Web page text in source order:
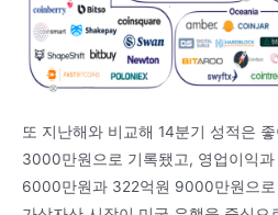
또 지난해와 비교해 14분기 성적은
3000만원으로 기록됐고, 영업이익
6000만원과 322억원 9000만원으로